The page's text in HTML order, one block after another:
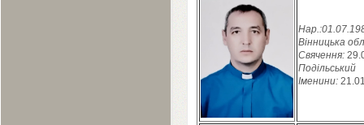
Нар.:01.07.
Вінницька
Свячення: 29.
Подільський
Іменини: 21.